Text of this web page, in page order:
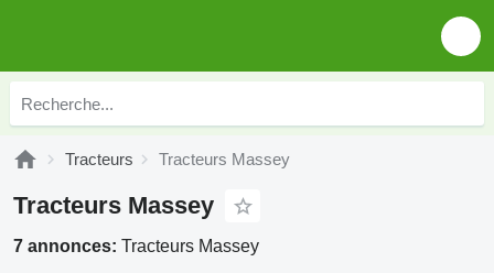
Tracteurs Tracteurs Massey
Tracteurs Massey
7 annonces: Tracteurs Massey